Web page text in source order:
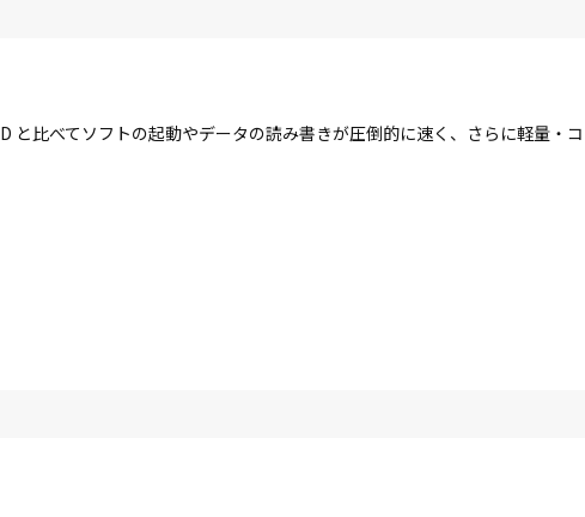
と比べてソフトの起動やデータの読み書きが圧倒的に速く、さらに軽量・